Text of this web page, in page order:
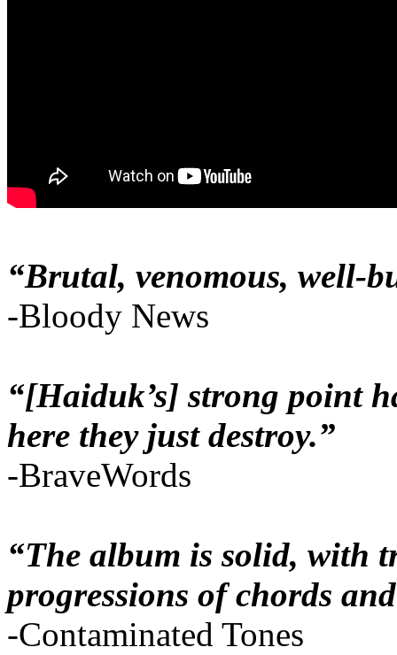
“Brutal, venomous, well-
-Bloody News
“[Haiduk’s] strong point
here they just destroy.”
-BraveWords
“The album is solid, with
progressions of chords
-Contaminated Tones